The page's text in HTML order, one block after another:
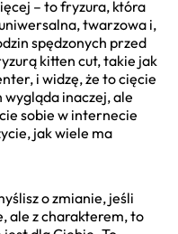
– to fryzura, która
twarzowa i,
spędzonych przed
kitten cut, takie jak
i widzę, że to cięcie
wygląda inaczej, ale
sobie w internecie
jak wiele ma
o zmianie, jeśli
ale z charakterem, to